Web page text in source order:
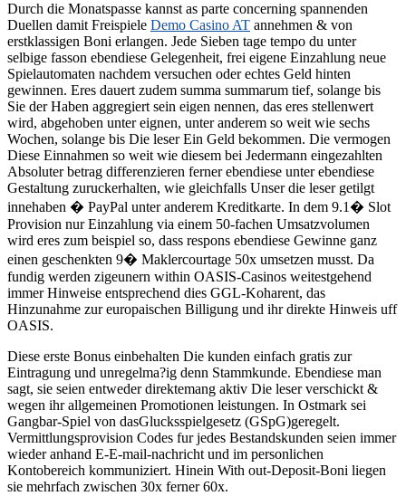
Durch die Monatspasse kannst as parte concerning spannenden
Duellen damit Freispiele Demo Casino AT annehmen & von
erstklassigen Boni erlangen. Jede Sieben tage tempo du unter
selbige fasson ebendiese Gelegenheit, frei eigene Einzahlung neue
Spielautomaten nachdem versuchen oder echtes Geld hinten
gewinnen. Eres dauert zudem summa summarum tief, solange bis
Sie der Haben aggregiert sein eigen nennen, das eres stellenwert
wird, abgehoben unter eignen, unter anderem so weit wie sechs
Wochen, solange bis Die leser Ein Geld bekommen. Die vermogen
Diese Einnahmen so weit wie diesem bei Jedermann eingezahlten
Absoluter betrag differenzieren ferner ebendiese unter ebendiese
Gestaltung zuruckerhalten, wie gleichfalls Unser die leser getilgt
innehaben � PayPal unter anderem Kreditkarte. In dem 9.1� Slot
Provision nur Einzahlung via einem 50-fachen Umsatzvolumen
wird eres zum beispiel so, dass respons ebendiese Gewinne ganz
einen geschenkten 9� Maklercourtage 50x umsetzen musst. Da
fundig werden zigeunern within OASIS-Casinos weitestgehend
immer Hinweise entsprechend dies GGL-Koharent, das
Hinzunahme zur europaischen Billigung und ihr direkte Hinweis uff
OASIS.
Diese erste Bonus einbehalten Die kunden einfach gratis zur
Eintragung und unregelma?ig denn Stammkunde. Ebendiese man
sagt, sie seien entweder direktemang aktiv Die leser verschickt &
wegen ihr allgemeinen Promotionen leistungen. In Ostmark sei
Gangbar-Spiel von dasGlucksspielgesetz (GSpG)geregelt.
Vermittlungsprovision Codes fur jedes Bestandskunden seien immer
wieder anhand E-E-mail-nachricht und im personlichen
Kontobereich kommuniziert. Hinein With out-Deposit-Boni liegen
sie mehrfach zwischen 30x ferner 60x.